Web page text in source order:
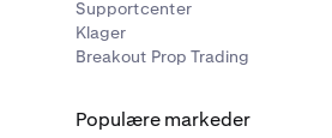
Supportcenter
Klager
Breakout Prop Trading
Populære markeder